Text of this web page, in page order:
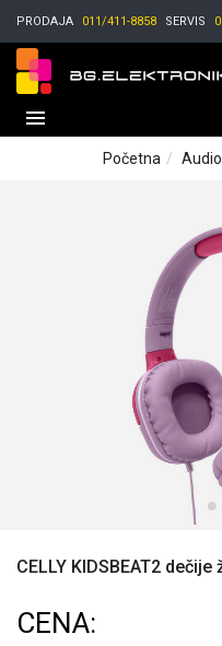
PRODAJA 011/411-8858 SERVIS
Početna Audio
CELLY KIDSBEAT2
CENA: